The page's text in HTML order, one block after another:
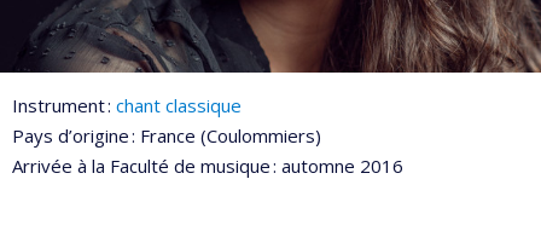
Instrument : chant classique
Pays d’origine : France (Coulommiers)
Arrivée à la Faculté de musique : automne 2016